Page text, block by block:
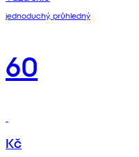
jednoduchý, průhledný
60
Kč